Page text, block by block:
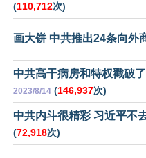
(110,712次)
画大饼 中共推出24条向外
中共高干病房和特权戳破
2023/8/14 (146,937次)
中共内斗很精彩 习近平不
(72,918次)